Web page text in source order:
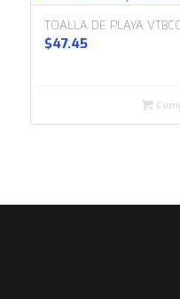
TOALLA DE PLAYA
$47.45